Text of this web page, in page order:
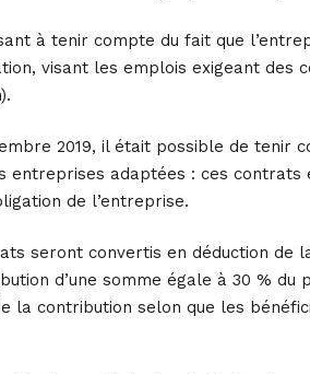
à tenir compte du fait que
visant les emplois exigeant
2019, il était possible de
entreprises adaptées : ces
de l’entreprise.
seront convertis en déduction
d’une somme égale à 30 %
la contribution selon que les